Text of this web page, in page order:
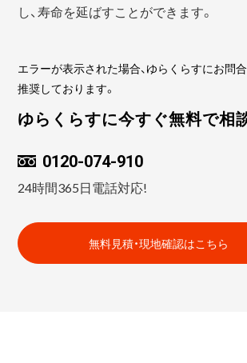
し、寿命を延ばすことができます。
エラーが表示された場合、ゆらくらすにお問
推奨しております。
ゆらくらすに今すぐ無料で相
0120-074-910
24時間365日電話対応!
無料見積・現地確認はこちら